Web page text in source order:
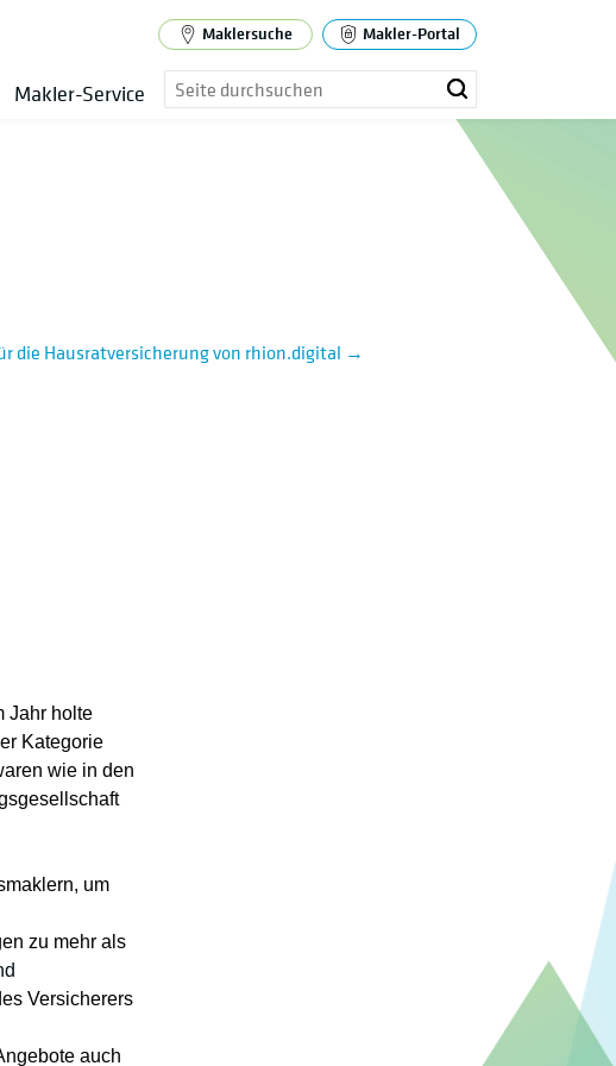
Maklersuche Makler-Portal
Makler-Service
die Hausratversicherung von rhion.digital →
Jahr holte
Kategorie
wie in den
um
zu mehr als
Versicherers
auch